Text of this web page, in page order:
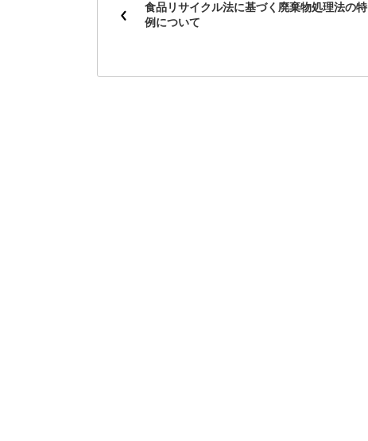
食品リサイクル法に基づく廃棄物処理法の特
例について